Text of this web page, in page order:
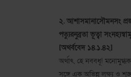
২. আশাসমানাসৌমনসং
পত্যুরনুব্রতা ভূত্বা
[অথর্ববেদ ১৪.১.৪২]
অর্থাৎ, হে নববধূ!
সঙ্গে এক অভিন্ন লক্ষ্য ও